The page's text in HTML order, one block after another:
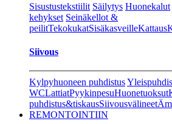
Sisustustekstiilit Säilytys Huonekalut
kehykset Seinäkellot &
peilitTekokukatSisäkasveilleKattaus
Siivous
Kylpyhuoneen puhdistus
WCLattiatPyykinpesuHuonetuoksut
puhdistus&tiskausSiivousvälineet
REMONTOINTIIN